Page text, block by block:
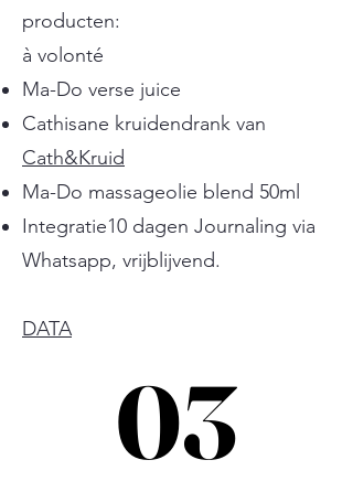
producten:
à volonté
Ma-Do verse juice
Cathisane kruidendrank van
Cath&Kruid
Ma-Do massageolie blend 50ml
Integratie10 dagen Journaling via
Whatsapp, vrijblijvend.
DATA
03
03